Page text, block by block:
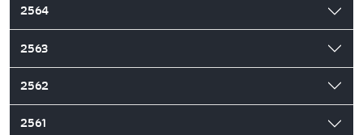
2564
2563
2562
2561